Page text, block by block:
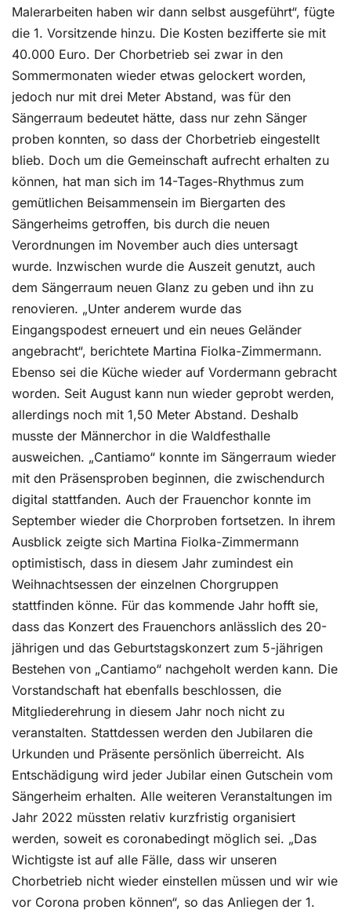
Malerarbeiten haben wir dann selbst ausgeführt“, fügte
die 1. Vorsitzende hinzu. Die Kosten bezifferte sie mit
40.000 Euro. Der Chorbetrieb sei zwar in den
Sommermonaten wieder etwas gelockert worden,
jedoch nur mit drei Meter Abstand, was für den
Sängerraum bedeutet hätte, dass nur zehn Sänger
proben konnten, so dass der Chorbetrieb eingestellt
blieb. Doch um die Gemeinschaft aufrecht erhalten zu
können, hat man sich im 14-Tages-Rhythmus zum
gemütlichen Beisammensein im Biergarten des
Sängerheims getroffen, bis durch die neuen
Verordnungen im November auch dies untersagt
wurde. Inzwischen wurde die Auszeit genutzt, auch
dem Sängerraum neuen Glanz zu geben und ihn zu
renovieren. „Unter anderem wurde das
Eingangspodest erneuert und ein neues Geländer
angebracht“, berichtete Martina Fiolka-Zimmermann.
Ebenso sei die Küche wieder auf Vordermann gebracht
worden. Seit August kann nun wieder geprobt werden,
allerdings noch mit 1,50 Meter Abstand. Deshalb
musste der Männerchor in die Waldfesthalle
ausweichen. „Cantiamo“ konnte im Sängerraum wieder
mit den Präsensproben beginnen, die zwischendurch
digital stattfanden. Auch der Frauenchor konnte im
September wieder die Chorproben fortsetzen. In ihrem
Ausblick zeigte sich Martina Fiolka-Zimmermann
optimistisch, dass in diesem Jahr zumindest ein
Weihnachtsessen der einzelnen Chorgruppen
stattfinden könne. Für das kommende Jahr hofft sie,
dass das Konzert des Frauenchors anlässlich des 20-
jährigen und das Geburtstagskonzert zum 5-jährigen
Bestehen von „Cantiamo“ nachgeholt werden kann. Die
Vorstandschaft hat ebenfalls beschlossen, die
Mitgliederehrung in diesem Jahr noch nicht zu
veranstalten. Stattdessen werden den Jubilaren die
Urkunden und Präsente persönlich überreicht. Als
Entschädigung wird jeder Jubilar einen Gutschein vom
Sängerheim erhalten. Alle weiteren Veranstaltungen im
Jahr 2022 müssten relativ kurzfristig organisiert
werden, soweit es coronabedingt möglich sei. „Das
Wichtigste ist auf alle Fälle, dass wir unseren
Chorbetrieb nicht wieder einstellen müssen und wir wie
vor Corona proben können“, so das Anliegen der 1.